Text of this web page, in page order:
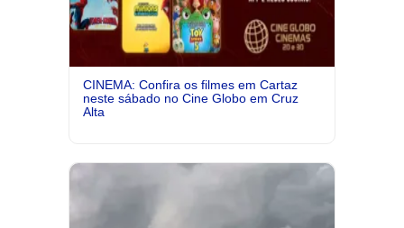
CINEMA: Confira os filmes em Cartaz
neste sábado no Cine Globo em Cruz
Alta